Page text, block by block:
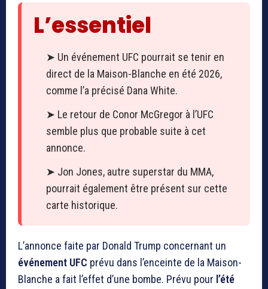
L’essentiel
➤ Un événement UFC pourrait se tenir en
direct de la Maison-Blanche en été 2026,
comme l’a précisé Dana White.
➤ Le retour de Conor McGregor à l’UFC
semble plus que probable suite à cet
annonce.
➤ Jon Jones, autre superstar du MMA,
pourrait également être présent sur cette
carte historique.
L’annonce faite par Donald Trump concernant un
événement UFC prévu dans l’enceinte de la Maison-
Blanche a fait l’effet d’une bombe. Prévu pour l’été